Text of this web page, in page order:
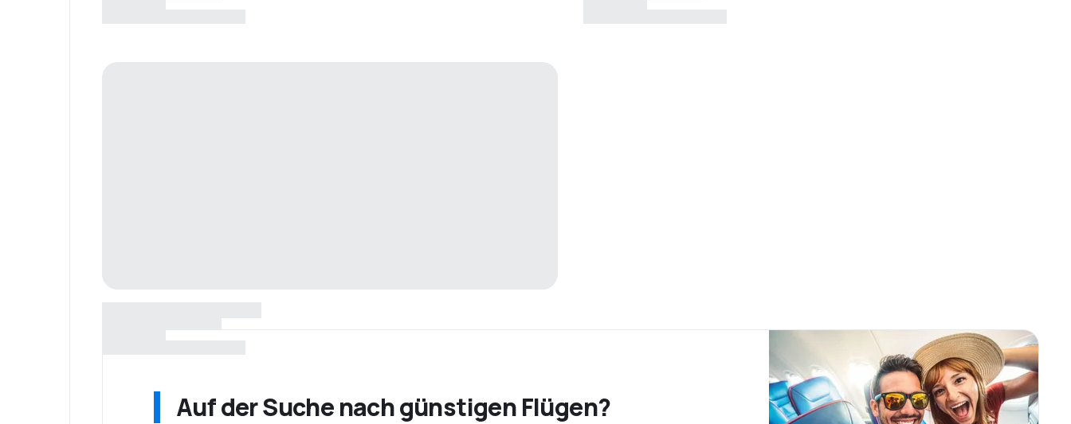
Auf der Suche nach günstigen Flügen?